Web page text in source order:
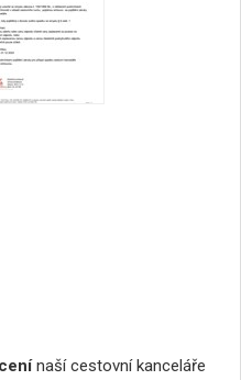
naší cestovní kanceláře